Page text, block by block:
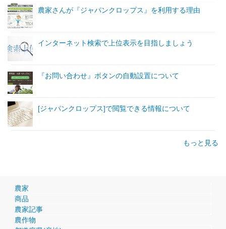
農家さんが『ジャパンクロップス』を利用する理由
インターネット検索で上位表示を目指しましょう
『お問い合わせ』ボタンの自動設置について
[ジャパンクロップス]で閲覧できる情報について
もっと見る
農家
商品
農家記事
農作物